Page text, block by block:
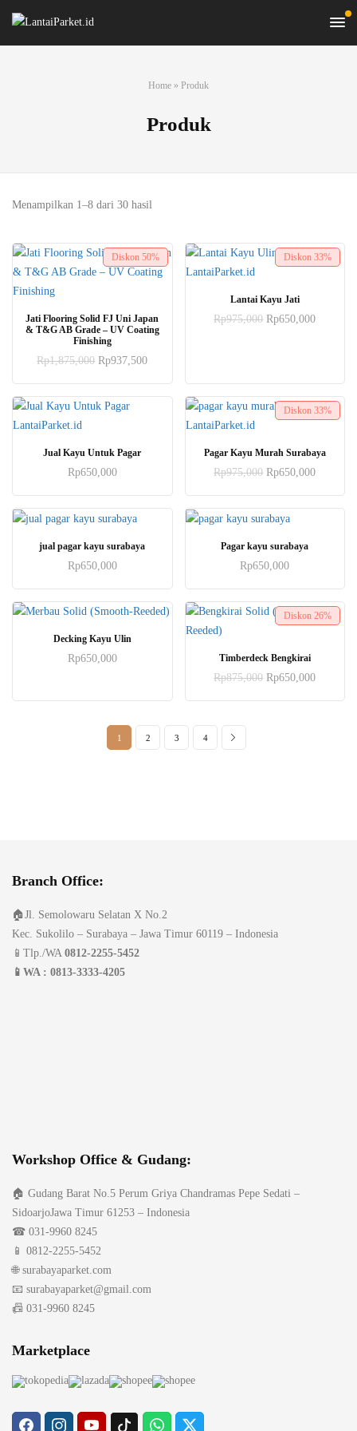
Home » Produk
Produk
Menampilkan 1–8 dari 30 hasil
harga:
tinggi
ke
Diskon 50%
Jati Flooring Solid FJ Uni Japan
& T&G AB Grade – UV Coating
Finishing
Rp1,875,000 Harga
adalah:
Rp1,875,000.
Rp937,500Harga
ini
adalah:
Rp937,500.
Diskon 33%
Lantai Kayu Jati
Rp975,000 Harga
Rp650,000Harga
Jual Kayu Untuk Pagar
Rp650,000
Diskon 33%
Pagar Kayu Murah Surabaya
Rp975,000 Harga
adalah:
Rp975,000.
Rp650,000Harga
ini
adalah:
jual pagar kayu surabaya
Rp650,000
Pagar kayu surabaya
Rp650,000
Decking Kayu Ulin
Rp650,000
Diskon 26%
Timberdeck Bengkirai
Rp875,000 Harga
adalah:
Rp650,000Harga
ini
1 2 3 4
Branch Office:
🏠Jl. Semolowaru Selatan X No.2
Kec. Sukolilo – Surabaya – Jawa Timur 60119 – Indonesia
📱Tlp./WA 0812-2255-5452
📱WA : 0813-3333-4205
Workshop Office & Gudang:
🏠 Gudang Barat No.5 Perum Griya Chandramas Pepe Sedati –
SidoarjoJawa Timur 61253 – Indonesia
☎ 031-9960 8245
📱 0812-2255-5452
🌐 surabayaparket.com
📧 surabayaparket@gmail.com
📠 031-9960 8245
Marketplace